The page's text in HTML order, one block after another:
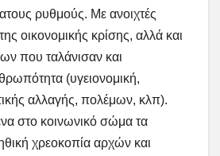
ρυθμούς. Με ανοιχτές
οικονομικής κρίσης, αλλά και
που ταλάνισαν και
(υγειονομική,
αλλαγής, πολέμων, κλπ).
στο κοινωνικό σώμα τα
χρεοκοπία αρχών και